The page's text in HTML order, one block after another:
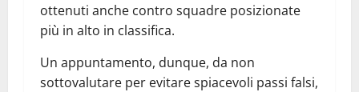
ottenuti anche contro squadre posizionate
più in alto in classifica.
Un appuntamento, dunque, da non
sottovalutare per evitare spiacevoli passi falsi,